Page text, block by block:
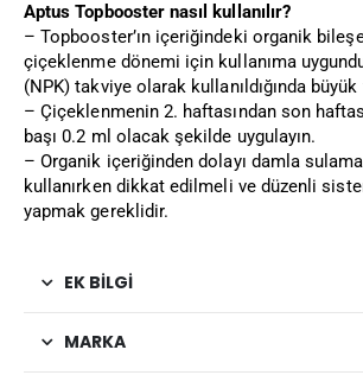
Aptus Topbooster nasıl kullanılır?
– Topbooster’ın içeriğindeki organik
çiçeklenme dönemi için kullanıma
(NPK) takviye olarak kullanıldığında
– Çiçeklenmenin 2. haftasından son
başı 0.2 ml olacak şekilde uygulayın.
– Organik içeriğinden dolayı damla
kullanırken dikkat edilmeli ve düzenli
yapmak gereklidir.
EK BILGI
MARKA